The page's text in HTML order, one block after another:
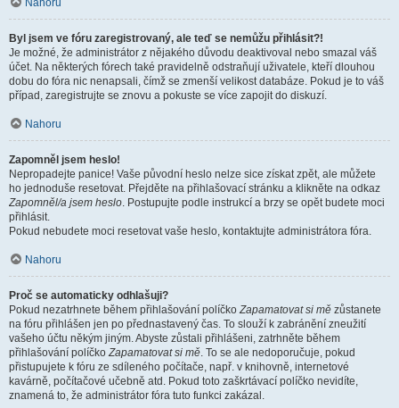
Nahoru
Byl jsem ve fóru zaregistrovaný, ale teď se nemůžu přihlásit?!
Je možné, že administrátor z nějakého důvodu deaktivoval nebo smazal váš
účet. Na některých fórech také pravidelně odstraňují uživatele, kteří dlouhou
dobu do fóra nic nenapsali, čímž se zmenší velikost databáze. Pokud je to váš
případ, zaregistrujte se znovu a pokuste se více zapojit do diskuzí.
Nahoru
Zapomněl jsem heslo!
Nepropadejte panice! Vaše původní heslo nelze sice získat zpět, ale můžete
ho jednoduše resetovat. Přejděte na přihlašovací stránku a klikněte na odkaz
Zapomněl/a jsem heslo. Postupujte podle instrukcí a brzy se opět budete moci
přihlásit.
Pokud nebudete moci resetovat vaše heslo, kontaktujte administrátora fóra.
Nahoru
Proč se automaticky odhlašuji?
Pokud nezatrhnete během přihlašování políčkoZapamatovat si mě zůstanete
na fóru přihlášen jen po přednastavený čas. To slouží k zabránění zneužití
vašeho účtu někým jiným. Abyste zůstali přihlášeni, zatrhněte během
přihlašování políčkoZapamatovat si mě. To se ale nedoporučuje, pokud
přistupujete k fóru ze sdíleného počítače, např. v knihovně, internetové
kavárně, počítačové učebně atd. Pokud toto zaškrtávací políčko nevidíte,
znamená to, že administrátor fóra tuto funkci zakázal.